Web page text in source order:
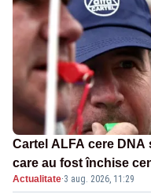
Cartel ALFA cere DNA
care au fost închise
Actualitate·3 aug. 2026, 11:29